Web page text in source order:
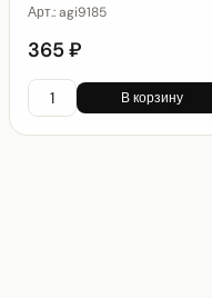
Арт.:agi9185
365 ₽
В корзину